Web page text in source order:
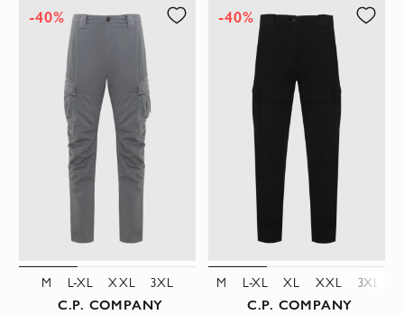
-40%
M L-XL XXL 3XL
C.P. COMPANY
-40%
M L-XL XL XXL 3XL
C.P. COMPANY